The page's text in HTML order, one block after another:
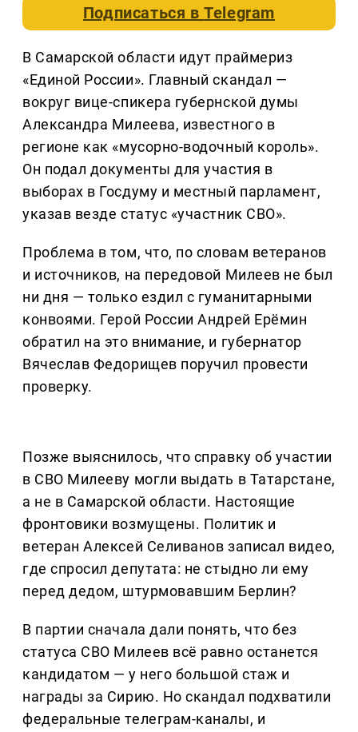
Подписаться вTelegram
В Самарской области идут праймериз
«Единой России». Главный скандал —
вокруг вице-спикера губернской думы
Александра Милеева, известного в
регионе как «мусорно-водочный король».
Он подал документы для участия в
выборах в Госдуму и местный парламент,
указав везде статус «участник СВО».
Проблема в том, что, по словам ветеранов
и источников, на передовой Милеев не был
ни дня — только ездил с гуманитарными
конвоями. Герой России Андрей Ерёмин
обратил на это внимание, и губернатор
Вячеслав Федорищев поручил провести
проверку.
Позже выяснилось, что справку об участии
в СВО Милееву могли выдать в Татарстане,
а не в Самарской области. Настоящие
фронтовики возмущены. Политик и
ветеран Алексей Селиванов записал видео,
где спросил депутата: не стыдно ли ему
перед дедом, штурмовавшим Берлин?
В партии сначала дали понять, что без
статуса СВО Милеев всё равно останется
кандидатом — у него большой стаж и
награды за Сирию. Но скандал подхватили
федеральные телеграм-каналы, и